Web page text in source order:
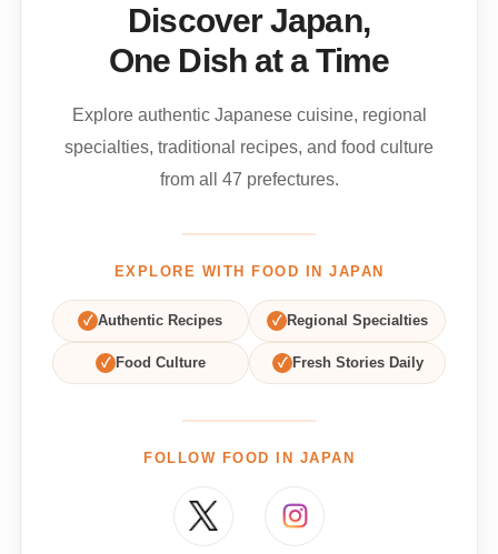
Discover Japan,
One Dish at a Time
Explore authentic Japanese cuisine, regional
specialties, traditional recipes, and food culture
from all 47 prefectures.
EXPLORE WITH FOOD IN JAPAN
✓ Authentic Recipes ✓ Regional Specialties
✓ Food Culture ✓ Fresh Stories Daily
FOLLOW FOOD IN JAPAN